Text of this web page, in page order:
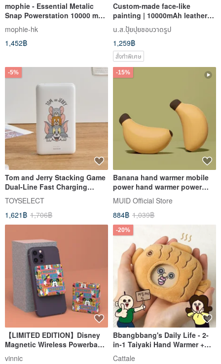
mophie - Essential Metalic
Snap Powerstation 10000 mAh
Rose Gold
mophie-hk
1,452฿
Custom-made face-like
painting | 10000mAh leather-
grained mobile power supply
commemorative gift birthday
gift
น.ส.ปุ้ยปุยชอบวาดรูป
1,259฿
สั่งทำพิเศษ
-5%
Tom and Jerry Stacking Game
Dual-Line Fast Charging
10000mAh Power Bank
TOYSELECT
1,621฿ 1,706฿
-15%
Banana hand warmer mobile
power hand warmer power
bank two-in-one portable
charger
MUID Official Store
884฿ 1,039฿
【LIMITED EDITION】Disney
Magnetic Wireless Powerbank
- Mickey Orange
vinnic
-20%
Bbangbbang's Daily Life - 2-
in-1 Taiyaki Hand Warmer +
9,600mAh External Charger
Cattale